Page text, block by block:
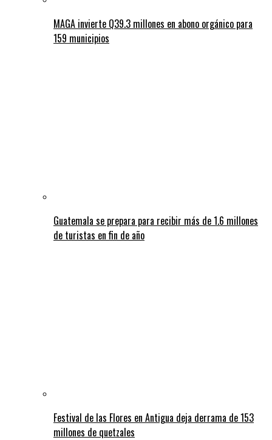
MAGA invierte Q39.3 millones en abono orgánico para
159 municipios
Guatemala se prepara para recibir más de 1.6 millones
de turistas en fin de año
Festival de las Flores en Antigua deja derrama de 153
millones de quetzales